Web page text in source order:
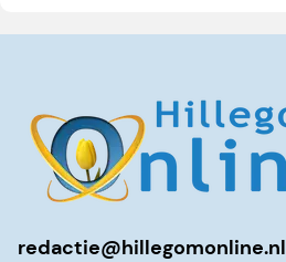
redactie@hillegomonline.nl